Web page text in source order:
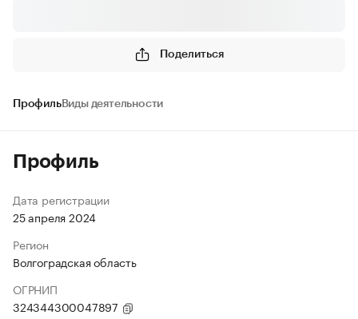
Поделиться
ПрофильВиды деятельности
Профиль
Дата регистрации
25 апреля 2024
Регион
Волгоградская область
ОГРНИП
324344300047897